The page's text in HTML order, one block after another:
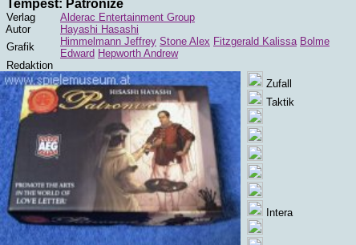
Tempest: Patronize
Verlag
Alderac Entertainment Group
Autor
Hayashi Hasashi
Grafik
Himmelmann Jeffrey Stone Alex Fitzgerald Kalissa Bolme
Edward Hepworth Andrew
Redaktion
Zufall
Taktik
Intera